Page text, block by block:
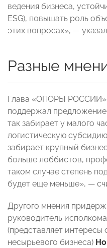
ведения бизнеса,
ESG), повышать роль
этих вопросах», —
Разные
Глава «ОПОРЫ РОССИИ»
поддержал
так забирает у малого
логистическую
забирает крупный
больше лоббистов,
таком случае степень
будет еще меньше», —
Другого мнения
руководитель
(представляет интересы
несырьевого бизнеса)